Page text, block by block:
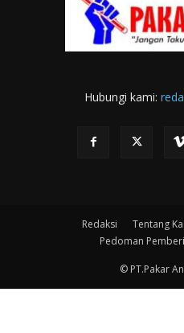
Hubungi kami:
Redaksi Tentang
Pedoman
© PT.Pakar